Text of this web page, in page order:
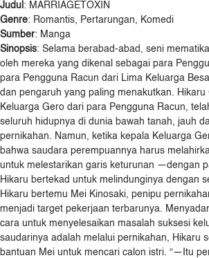
Judul : MARRIAGETOXIN
Genre: Romantis, Pertarungan, Komedi
Sumber: Manga
Sinopsis: Selama berabad-abad, seni
oleh mereka yang dikenal sebagai para
para Pengguna Racun dari Lima Keluarga
dan pengaruh yang paling menakutkan. Hikaru
Keluarga Gero dari para Pengguna Racun,
seluruh hidupnya di dunia bawah tanah, jauh
pernikahan. Namun, ketika kepala Keluarga
bahwa saudara perempuannya harus
untuk melestarikan garis keturunan —dengan
Hikaru bertekad untuk melindunginya dengan
Hikaru bertemu Mei Kinosaki, penipu
menjadi target pekerjaan terbarunya.
cara untuk menyelesaikan masalah suksesi
saudarinya adalah melalui pernikahan, Hikaru
bantuan Mei untuk mencari calon istri. “—Itu